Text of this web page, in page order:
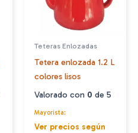
Teteras Enlozadas
Tetera enlozada 1.2 L
colores lisos
Valorado con 0 de 5
Mayorista:
Ver precios según